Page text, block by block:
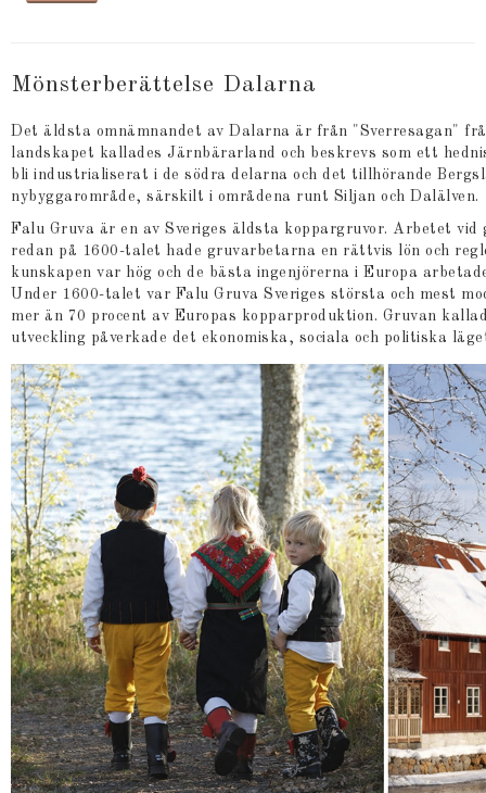
Mönsterberättelse Dalarna
Det äldsta omnämnandet av Dalarna är från "Sverresagan"
landskapet kallades Järnbärarland och beskrevs som ett
bli industrialiserat i de södra delarna och det tillhörande
nybyggarområde, särskilt i områdena runt Siljan och Dalälven.
Falu Gruva är en av Sveriges äldsta koppargruvor. Arbetet
redan på 1600-talet hade gruvarbetarna en rättvis lön och
kunskapen var hög och de bästa ingenjörerna i Europa
Under 1600-talet var Falu Gruva Sveriges största och mest
mer än 70 procent av Europas kopparproduktion. Gruvan
utveckling påverkade det ekonomiska, sociala och politiska